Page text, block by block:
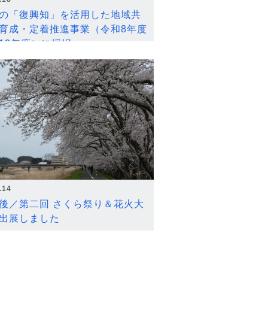
「復興知」を活用した地域共
成・定着推進事業（令和8年度
年度）に採択
／第二回 さくら祭り＆花火大
展しました